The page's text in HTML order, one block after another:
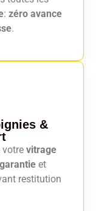
: zéro avance
.
&
votre vitrage
garantie et
restitution